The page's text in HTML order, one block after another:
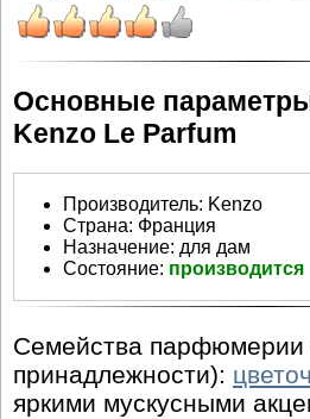
Основные
Kenzo Le Parfum
Производитель: Kenzo
Страна: Франция
Назначение: для дам
Состояние: производится
Семейства парфюмерии
принадлежности):
яркими мускусными